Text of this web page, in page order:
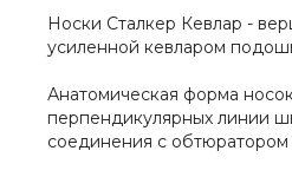
Носки Сталкер Кевлар -
усиленной кевларом
Анатомическая форма
перпендикулярных линии
соединения с обтюратором